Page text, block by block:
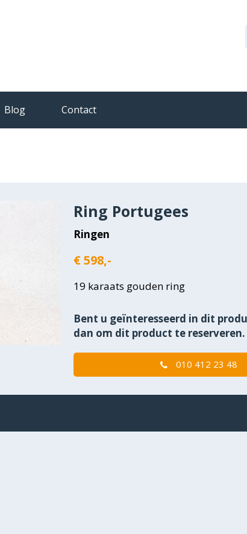
Blog Contact
Ring Portugees
Ringen
€ 598,-
19 karaats gouden ring
Bent u geïnteresseerd in dit
dan om dit product te reserveren.
010 412 23 48